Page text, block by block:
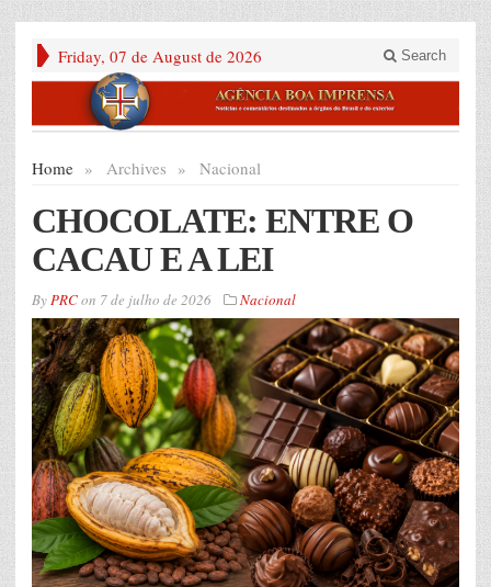
Friday, 07 de August de 2026 Search
Home » Archives » Nacional
CHOCOLATE: ENTRE O
CACAU E A LEI
ByPRCon 7 de julho de 2026 Nacional